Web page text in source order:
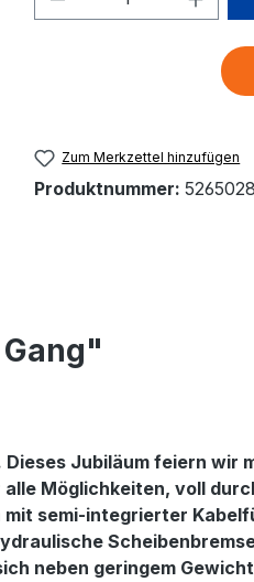
Zum Merkzettel hinzufügen
Produktnummer:
Jubiläum feiern wir
Möglichkeiten, voll
semi-integrierter
neben geringem